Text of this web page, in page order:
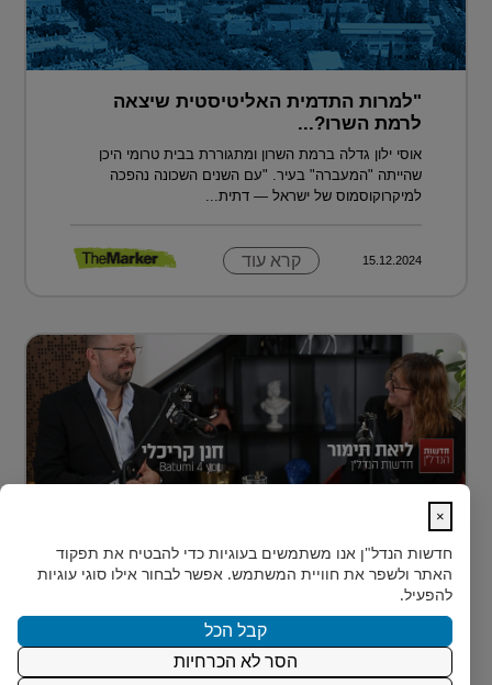
"למרות התדמית האליטיסטית שיצאה
לרמת השרו?...
אוסי ילון גדלה ברמת השרון ומתגוררת בבית טרומי היכן
שהייתה "המעברה" בעיר. "עם השנים השכונה נהפכה
למיקרוקוסמוס של ישראל — דתית...
15.12.2024 קרא עוד
הראשון?
רבים מאיתנו הישראלים חולמים על השקעת נדל״ן – אבל
נתקעים בשלב הראשון.
15.12.2024 קרא עוד
×
חדשות הנדל"ן אנו משתמשים בעוגיות כדי להבטיח את תפקוד
האתר ולשפר את חוויית המשתמש. אפשר לבחור אילו סוגי עוגיות
להפעיל.
קבל הכל
הסר לא הכרחיות